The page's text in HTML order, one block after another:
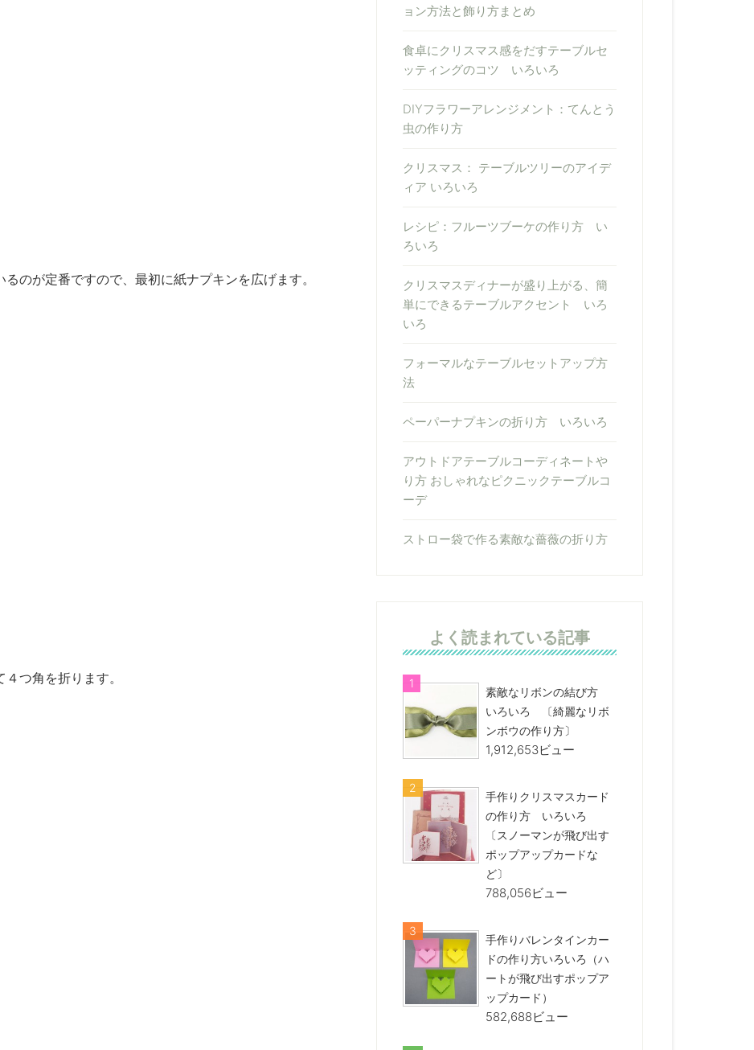
のが定番ですので、最初に紙ナプキンを広げます。
つ角を折ります。
ョン方法と飾り方まとめ
食卓にクリスマス感をだすテーブルセ
ッティングのコツ いろいろ
DIYフラワーアレンジメント：てんとう
虫の作り方
クリスマス： テーブルツリーのアイデ
ィア いろいろ
レシピ：フルーツブーケの作り方 い
ろいろ
クリスマスディナーが盛り上がる、簡
単にできるテーブルアクセント いろ
いろ
フォーマルなテーブルセットアップ方
法
ペーパーナプキンの折り方 いろいろ
アウトドアテーブルコーディネートや
り方 おしゃれなピクニックテーブルコ
ーデ
ストロー袋で作る素敵な薔薇の折り方
よく読まれている記事
素敵なリボンの結び方
いろいろ 〔綺麗なリボ
ンボウの作り方〕
1,912,653ビュー
手作りクリスマスカード
の作り方 いろいろ
〔スノーマンが飛び出す
ポップアップカードな
ど〕
788,056ビュー
手作りバレンタインカー
ドの作り方いろいろ（ハ
ートが飛び出すポップア
ップカード）
582,688ビュー